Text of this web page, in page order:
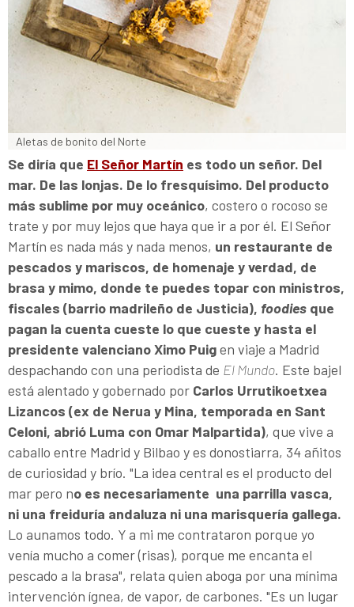
Aletas de bonito del Norte
Se diría que El Señor Martín es todo un señor. Del
mar. De las lonjas. De lo fresquísimo. Del producto
más sublime por muy oceánico, costero o rocoso se
trate y por muy lejos que haya que ir a por él. El Señor
Martín es nada más y nada menos, un restaurante de
pescados y mariscos, de homenaje y verdad, de
brasa y mimo, donde te puedes topar con ministros,
fiscales (barrio madrileño de Justicia), foodies que
pagan la cuenta cueste lo que cueste y hasta el
presidente valenciano Ximo Puigen viaje a Madrid
despachando con una periodista de El Mundo. Este bajel
está alentado y gobernado por Carlos Urrutikoetxea
Lizancos (ex de Nerua y Mina, temporada en Sant
Celoni, abrió Luma con Omar Malpartida), que vive a
caballo entre Madrid y Bilbao y es donostiarra, 34 añitos
de curiosidad y brío. "La idea central es el producto del
mar pero no es necesariamente una parrilla vasca,
ni una freiduría andaluza ni una marisquería gallega.
Lo aunamos todo. Y a mi me contrataron porque yo
venía mucho a comer (risas), porque me encanta el
pescado a la brasa", relata quien aboga por una mínima
intervención ígnea, de vapor, de carbones. "Es un lugar